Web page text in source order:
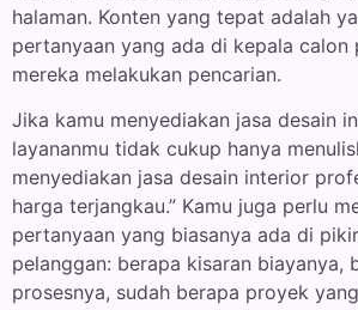
halaman. Konten yang tepat adalah
pertanyaan yang ada di kepala calon
mereka melakukan pencarian.
Jika kamu menyediakan jasa desain
layananmu tidak cukup hanya
menyediakan jasa desain interior
harga terjangkau.” Kamu juga perlu
pertanyaan yang biasanya ada di
pelanggan: berapa kisaran biayanya,
prosesnya, sudah berapa proyek